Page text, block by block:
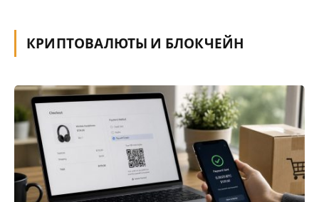
КРИПТОВАЛЮТЫ И БЛОКЧЕЙН